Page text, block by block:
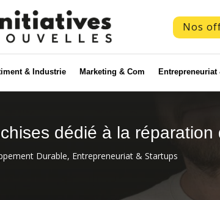
Nos
& Industrie Marketing & Com Entrepreneuriat
dédié à la réparation
Durable, Entrepreneuriat & Startups